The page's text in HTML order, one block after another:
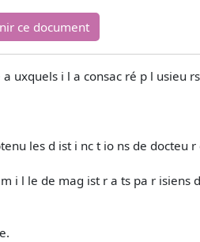
ce document
uxquels i l a consac ré p l usieu
les d ist i nc t io ns de docteu
i l le de mag ist r a ts pa r